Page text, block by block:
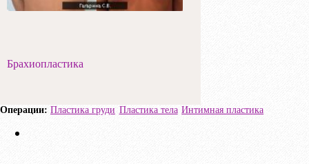
Брахиопластика
Пластика груди Пластика тела Интимная пластика